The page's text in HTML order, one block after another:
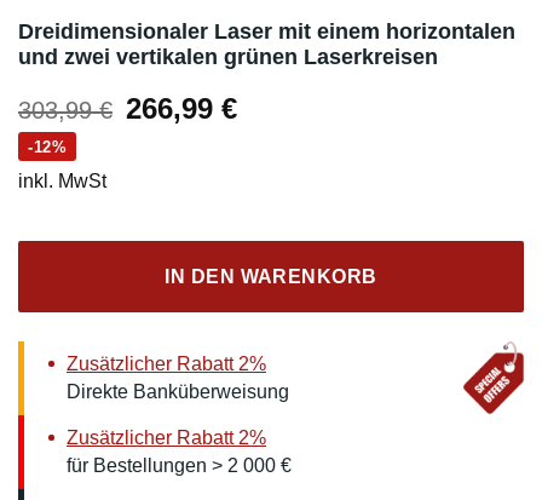
Dreidimensionaler Laser mit einem horizontalen
und zwei vertikalen grünen Laserkreisen
303,99€ Ursprünglicher
266,99 €Aktueller
-12%
inkl. MwSt
IN DEN WARENKORB
Zusätzlicher Rabatt 2%
Direkte Banküberweisung
Zusätzlicher Rabatt 2%
für Bestellungen > 2 000 €